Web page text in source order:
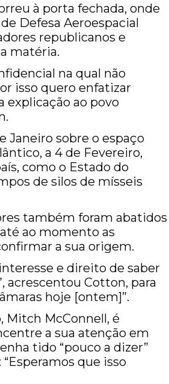
à porta fechada, onde
Defesa Aeroespacial
republicanos e
matéria.
na qual não
isso quero enfatizar
ao povo
Janeiro sobre o espaço
a 4 de Fevereiro,
como o Estado do
de silos de mísseis
também foram abatidos
ao momento as
a sua origem.
e direito de saber
acrescentou Cotton, para
hoje [ontem]”.
Mitch McConnell, é
a sua atenção em
tido “pouco a dizer”
que isso